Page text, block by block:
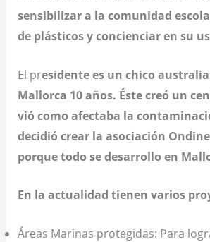
sensibilizar a la comunidad
de plásticos y concienciar en su
El presidente es un chico
Mallorca 10 años. Éste creó un
vió como afectaba la
decidió crear la asociación
porque todo se desarrollo en
En la actualidad tienen varios
Áreas Marinas protegidas: Para